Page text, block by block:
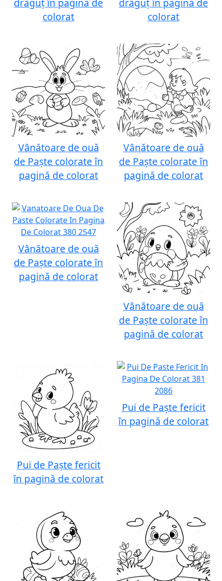
drăguț în pagină de
colorat
drăguț în pagină de
colorat
Vânătoare de ouă
de Paște colorate în
pagină de colorat
Vânătoare de ouă
de Paște colorate în
pagină de colorat
Vânătoare de ouă
de Paște colorate în
pagină de colorat
Vânătoare de ouă
de Paște colorate în
pagină de colorat
Pui de Paște fericit
în pagină de colorat
Pui de Paște fericit
în pagină de colorat